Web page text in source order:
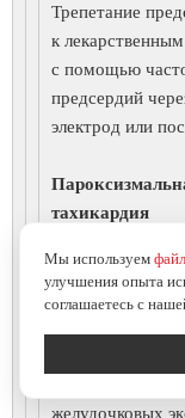
Трепетание
к
с помощью
предсердий
электрод или
тахикардия
Этим термином
исходящие из
пучка Гиса с
желудочковых
Мы используем
улучшения опыта
соглашаетесь с